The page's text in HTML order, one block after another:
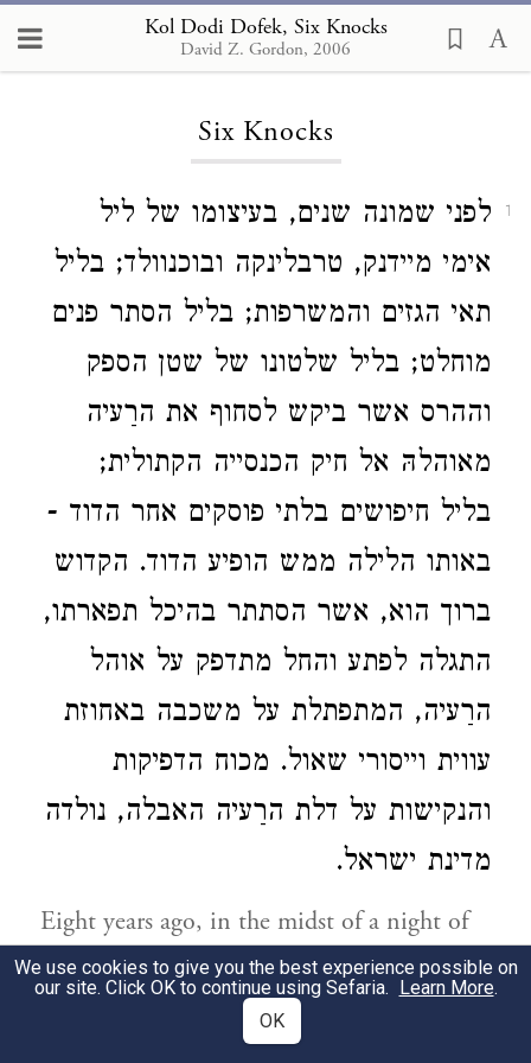
Kol Dodi Dofek, Six Knocks
David Z. Gordon, 2006
Loading...
Six Knocks
1
לפני שמונה שנים, בעיצומו של ליל
אימי מיידנק, טרבלינקה ובוכנוולד; בליל
תאי הגזים והמשרפות; בליל הסתר פנים
מוחלט; בליל שלטונו של שטן הספק
וההרס אשר ביקש לסחוף את הרַעיה
מאוהלהּ אל חיק הכנסייה הקתולית;
בליל חיפושים בלתי פוסקים אחר הדוד -
באותו הלילה ממש הופיע הדוד. הקדוש
ברוך הוא, אשר הסתתר בהיכל תפארתו,
התגלה לפתע והחל מתדפק על אוהל
הרַעיה, המתפתלת על משכבה באחוזת
עווית וייסורי שאול. מכוח הדפיקות
והנקישות על דלת הרַעיה האבלה, נולדה
מדינת ישראל.
Eight years ago, in the midst of a night of
the terrors of Majdanek, Treblinka, and
Buchenwald; in ‎a ‎night of gas chambers
and crematoria; in a night of total divine
We use cookies to give you the best experience possible on
our site. Click OK to continue using Sefaria. Learn More.
OK